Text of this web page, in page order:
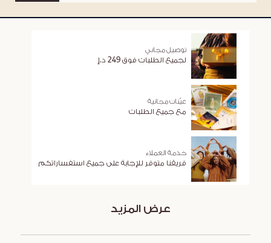
توصيل مجاني
لجميع الطلبات فوق 249 د.إ
عيّنات مجانية
مع جميع الطلبات
خدمة العملاء
فريقنا متوفر للإجابة على جميع استفساراتكم
عرض المزيد